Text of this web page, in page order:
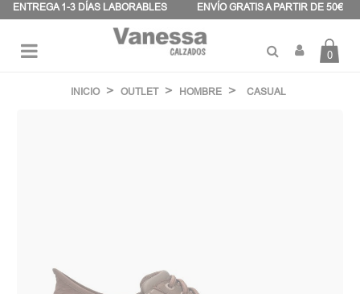
ENTREGA 1-3 DÍAS LABORABLES ENVÍO GRATIS A PARTIR DE 50€
palanca
0
INICIO OUTLET HOMBRE CASUAL
Panel de gestión de cookies